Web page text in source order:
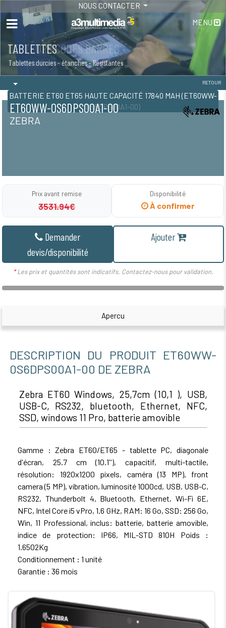
NOUS CONTACTER
MENU
TABLETTES
Tablettes durcies - étanches - Résistantes
BATTERIE ET60 ET65 HAUTE CAPACITÉ 17840 MAH (ET60WW-
0S6DPS00A1-00)
RETOUR
ET60WW-0S6DPS00A1-00
ZEBRA
Prix avant remise
3531.94€
Disponibilité
À confirmer
Demander
devis/disponibilité
Ajouter
*Les prix et quantités sont indicatifs. Contactez-nous pour validation.
Apercu
DESCRIPTION DU PRODUIT ET60WW-
0S6DPS00A1-00 DE ZEBRA
Zebra ET60 Windows, 25,7cm (10,1 ), USB,
USB-C, RS232, bluetooth, Ethernet, NFC,
SSD, windows 11 Pro, batterie amovible
Gamme : Zebra ET60/ET65 - tablette PC, diagonale
d'écran, 25.7 cm (10.1''), capacitif, multi-tactile,
résolution: 1920x1200 pixels, caméra (13 MP), front
camera (5 MP), vibration, luminosité 1000cd, USB, USB-C,
RS232, Thunderbolt 4, Bluetooth, Ethernet, Wi-Fi 6E,
NFC, Intel Core i5 vPro, 1.6 GHz, RAM: 16 Go, SSD: 256 Go,
Win, 11 Professional, inclus: batterie, batterie amovible,
indice de protection: IP66, MIL-STD 810H Poids :
1.6502Kg
Conditionnement : 1 unité
Garantie : 36 mois